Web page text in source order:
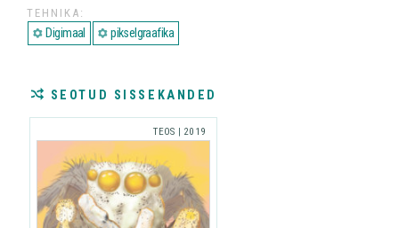
TEHNIKA
Digimaal pikselgraafika
SEOTUD SISSEKANDED
TEOS | 2019